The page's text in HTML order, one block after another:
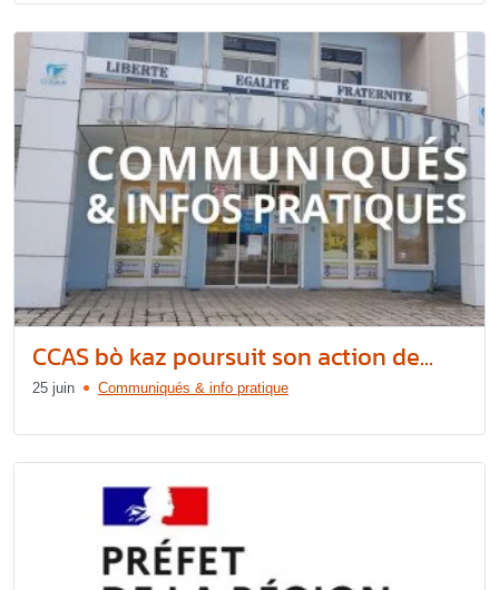
CCAS bò kaz poursuit son action de...
25 juin Communiqués & info pratique